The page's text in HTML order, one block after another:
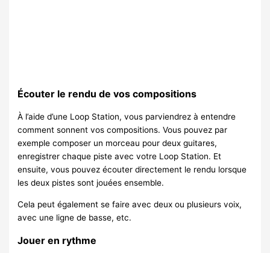
Écouter le rendu de vos compositions
À l’aide d’une Loop Station, vous parviendrez à entendre
comment sonnent vos compositions. Vous pouvez par
exemple composer un morceau pour deux guitares,
enregistrer chaque piste avec votre Loop Station. Et
ensuite, vous pouvez écouter directement le rendu lorsque
les deux pistes sont jouées ensemble.
Cela peut également se faire avec deux ou plusieurs voix,
avec une ligne de basse, etc.
Jouer en rythme